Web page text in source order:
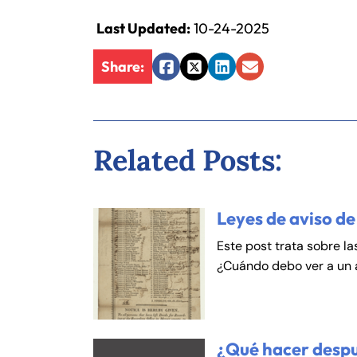
Last Updated:10-24-2025
Share:
Facebook
TwitterLinkedIn
Email
Related Posts:
Leyes de aviso
Este post trata sobre
¿Cuándo debo ver a un
¿Qué hacer